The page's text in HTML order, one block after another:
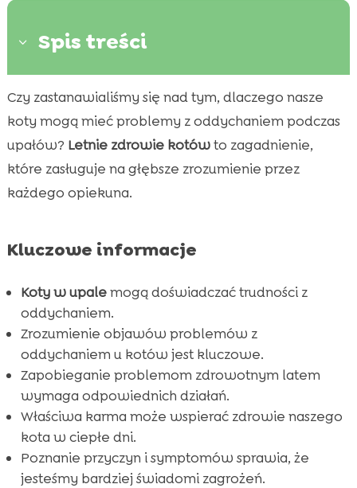
3 Spis treści
 Dlaczego koty mają problemy z
oddychaniem latem?
 Objawy problemów z oddychaniem u kotów

Jak zapobiegać problemom z oddychaniem
latem?
 CricksyCat – idealna karma dla Twojego kota
Jasper – sucha karma w różnych wariantach
 Bill – mokra karma hipoalergiczna
 Purrfect Life – żwirek dla kotów
 Wskazówki dotyczące utrzymywania kota w
dobrej kondycji latem
 Przeciwdziałanie stresowi i lękowi u kotów
Podstawowe przyczyny problemów z
oddychaniem
Kiedy skonsultować się z weterynarzem
Czy zastanawialiśmy się nad tym, dlaczego nasze
koty mogą mieć problemy z oddychaniem podczas
upałów? Letnie zdrowie kotówto zagadnienie,
które zasługuje na głębsze zrozumienie przez
każdego opiekuna.
Kluczowe informacje
Koty w upalemogą doświadczać trudności z
oddychaniem.
Zrozumienie objawów problemów z
oddychaniem u kotów jest kluczowe.
Zapobieganie problemom zdrowotnym latem
wymaga odpowiednich działań.
Właściwa karma może wspierać zdrowie naszego
kota w ciepłe dni.
Poznanie przyczyn i symptomów sprawia, że
jesteśmy bardziej świadomi zagrożeń.